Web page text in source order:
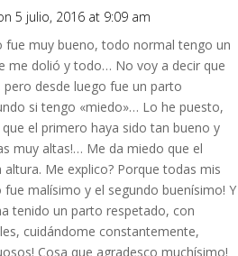
5 julio, 2016 at 9:09 am
fue muy bueno, todo normal tengo un
me dolió y todo… No voy a decir que
desde luego fue un parto
si tengo «miedo»… Lo he puesto,
el primero haya sido tan bueno y
muy altas!… Me da miedo que el
Me explico? Porque todas mis
malísimo y el segundo buenísimo! Y
tenido un parto respetado, con
cuidándome constantemente,
Cosa que agradesco muchísimo!